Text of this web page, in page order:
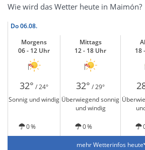
Wie wird das Wetter heute in Maimón?
Do06.08.
Morgens
06 - 12 Uhr
Mittags
12 - 18 Uhr
18
32° / 24° 32° / 29°
Sonnig und windig Überwiegend sonnig
und windig
0 % 0 %
mehr Wetterinfos heute